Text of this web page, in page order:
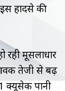
हादसे की
रही मूसलाधार
तेजी से बढ़
क्यूसेक पानी